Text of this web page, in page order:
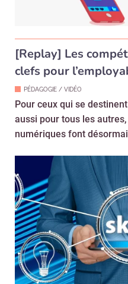
[Replay] Les
clefs pour
PÉDAGOGIE / VIDÉO
Pour ceux qui se
aussi pour tous les
numériques font